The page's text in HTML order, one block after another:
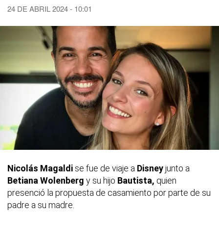
24 DE ABRIL 2024 - 10:01
Nicolás Magaldi se fue de viaje a Disneyjunto a
Betiana Wolenberg y su hijo Bautista, quien
presenció la propuesta de casamiento por parte de su
padre a su madre.